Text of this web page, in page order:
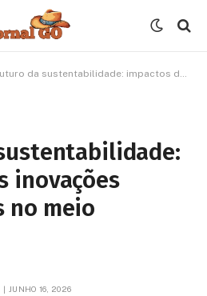
da sustentabilidade: impactos das inovações tecnológicas no meio ambiente
inovações
no meio
JUNHO 16, 2026